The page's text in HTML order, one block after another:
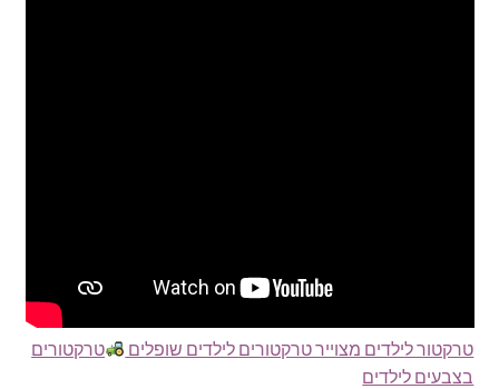
טרקטור לילדים מצוייר טרקטורים לילדים שופלים
טרקטורים
בצבעים לילדים